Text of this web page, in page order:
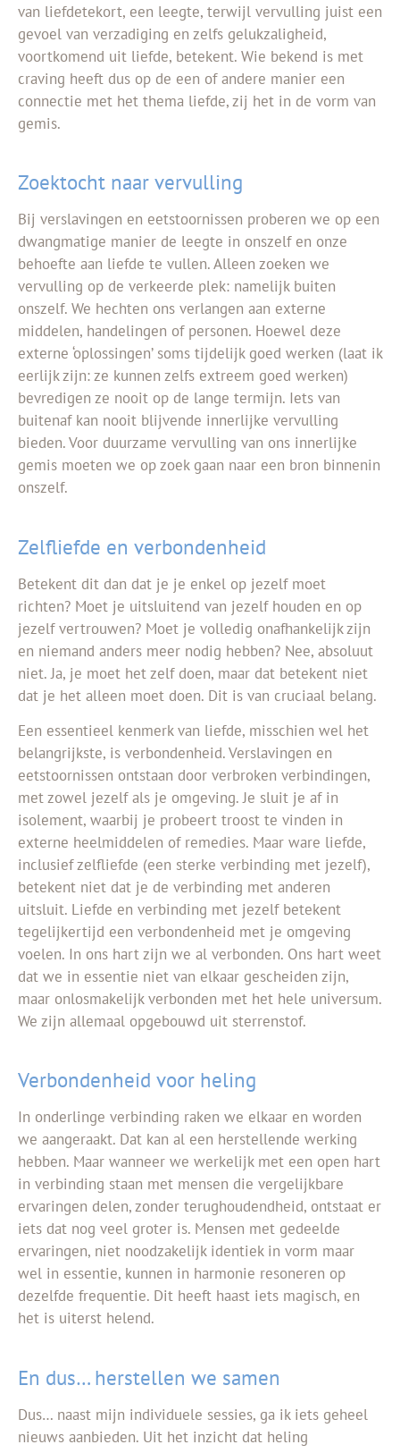
van liefdetekort, een leegte, terwijl vervulling juist een
gevoel van verzadiging en zelfs gelukzaligheid,
voortkomend uit liefde, betekent. Wie bekend is met
craving heeft dus op de een of andere manier een
connectie met het thema liefde, zij het in de vorm van
gemis.
Zoektocht naar vervulling
Bij verslavingen en eetstoornissen proberen we op een
dwangmatige manier de leegte in onszelf en onze
behoefte aan liefde te vullen. Alleen zoeken we
vervulling op de verkeerde plek: namelijk buiten
onszelf. We hechten ons verlangen aan externe
middelen, handelingen of personen. Hoewel deze
externe ‘oplossingen’ soms tijdelijk goed werken (laat ik
eerlijk zijn: ze kunnen zelfs extreem goed werken)
bevredigen ze nooit op de lange termijn. Iets van
buitenaf kan nooit blijvende innerlijke vervulling
bieden. Voor duurzame vervulling van ons innerlijke
gemis moeten we op zoek gaan naar een bron binnenin
onszelf.
Zelfliefde en verbondenheid
Betekent dit dan dat je je enkel op jezelf moet
richten? Moet je uitsluitend van jezelf houden en op
jezelf vertrouwen? Moet je volledig onafhankelijk zijn
en niemand anders meer nodig hebben? Nee, absoluut
niet. Ja, je moet het zelf doen, maar dat betekent niet
dat je het alleen moet doen. Dit is van cruciaal belang.
Een essentieel kenmerk van liefde, misschien wel het
belangrijkste, is verbondenheid. Verslavingen en
eetstoornissen ontstaan door verbroken verbindingen,
met zowel jezelf als je omgeving. Je sluit je af in
isolement, waarbij je probeert troost te vinden in
externe heelmiddelen of remedies. Maar ware liefde,
inclusief zelfliefde (een sterke verbinding met jezelf),
betekent niet dat je de verbinding met anderen
uitsluit. Liefde en verbinding met jezelf betekent
tegelijkertijd een verbondenheid met je omgeving
voelen. In ons hart zijn we al verbonden. Ons hart weet
dat we in essentie niet van elkaar gescheiden zijn,
maar onlosmakelijk verbonden met het hele universum.
We zijn allemaal opgebouwd uit sterrenstof.
Verbondenheid voor heling
In onderlinge verbinding raken we elkaar en worden
we aangeraakt. Dat kan al een herstellende werking
hebben. Maar wanneer we werkelijk met een open hart
in verbinding staan met mensen die vergelijkbare
ervaringen delen, zonder terughoudendheid, ontstaat er
iets dat nog veel groter is. Mensen met gedeelde
ervaringen, niet noodzakelijk identiek in vorm maar
wel in essentie, kunnen in harmonie resoneren op
dezelfde frequentie. Dit heeft haast iets magisch, en
het is uiterst helend.
En dus… herstellen we samen
Dus… naast mijn individuele sessies, ga ik iets geheel
nieuws aanbieden. Uit het inzicht dat heling